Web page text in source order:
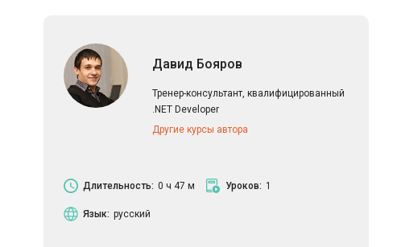
Давид Бояров
Тренер-консультант, квалифицированный
.NET Developer
Другие курсы автора
Длительность: 0 ч 47 м Уроков: 1
Язык: русский